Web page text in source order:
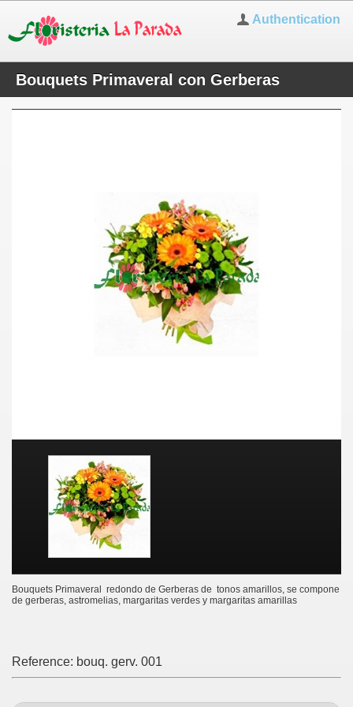
Authentication
Bouquets Primaveral con Gerberas
Bouquets Primaveral redondo de Gerberas de tonos amarillos, se compone
de gerberas, astromelias, margaritas verdes y margaritas amarillas
Reference: bouq. gerv. 001